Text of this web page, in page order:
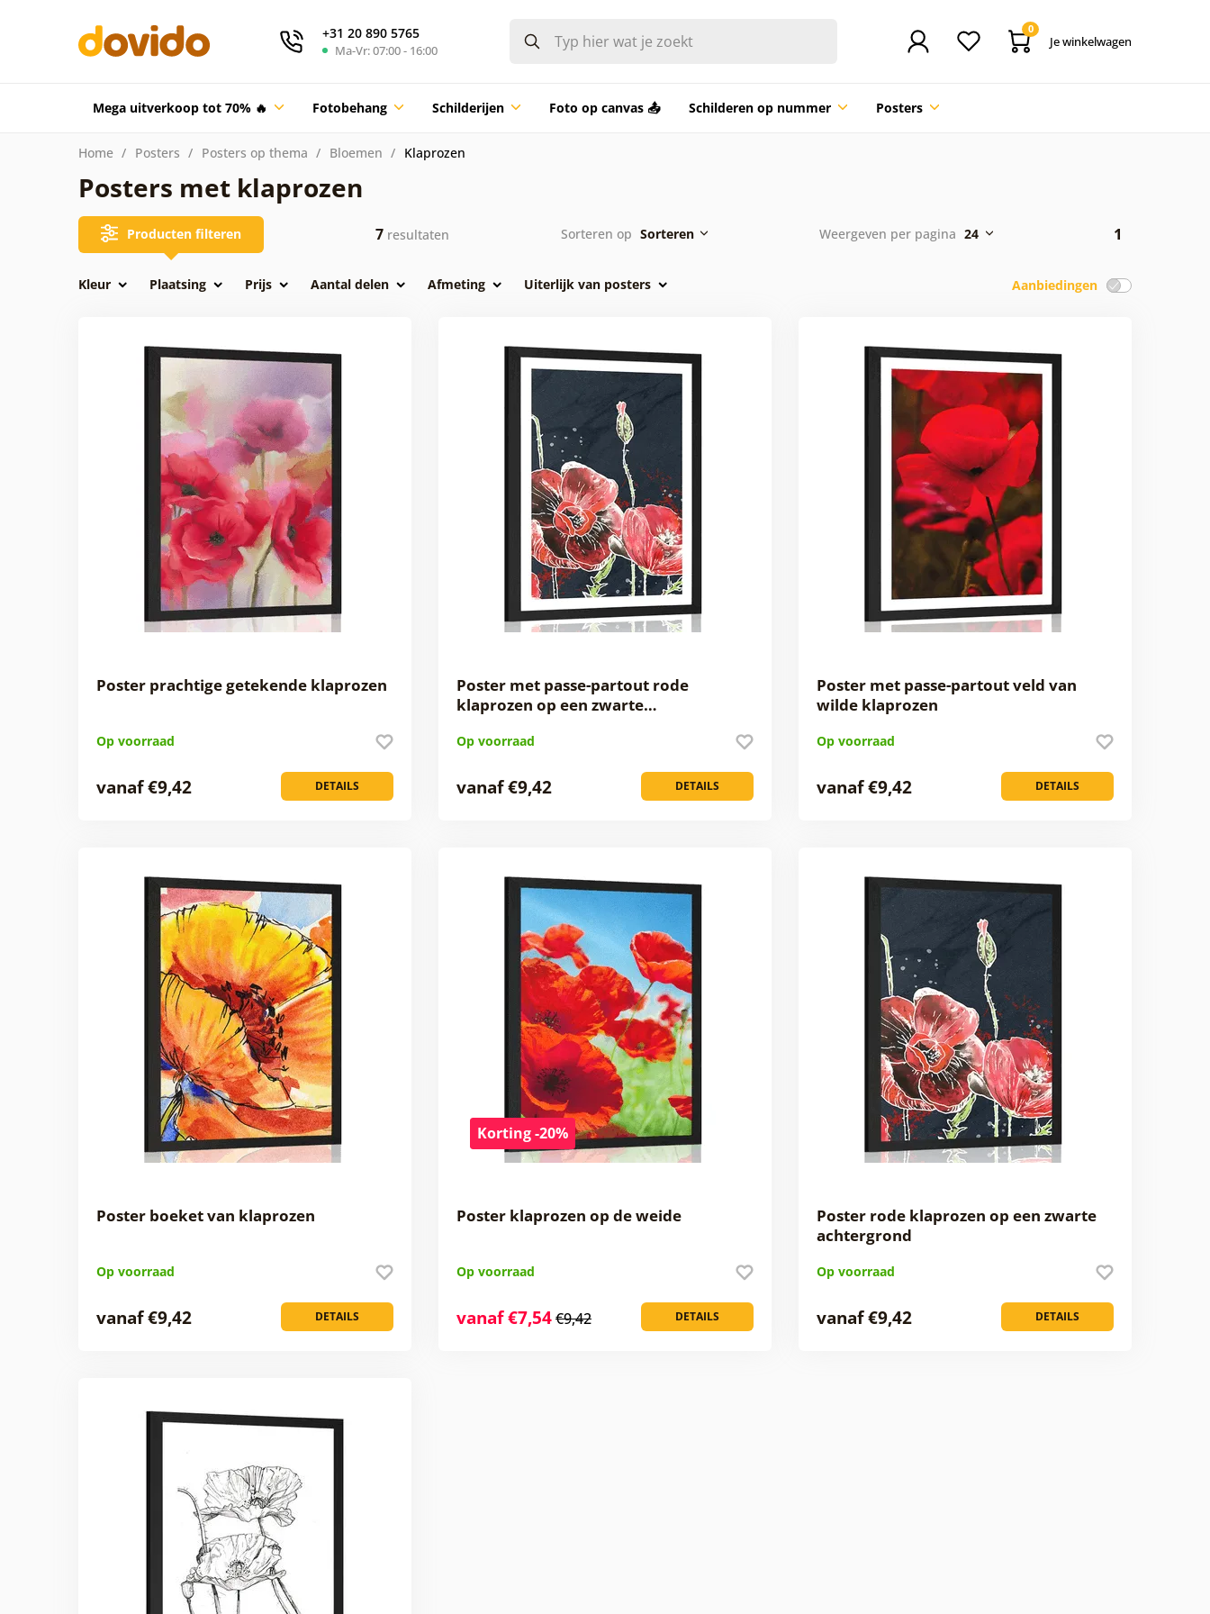
+31 20 890 5765
Ma-Vr: 07:00 - 16:00
0
Je winkelwagen
Mega uitverkoop tot 70% 🔥 Fotobehang Schilderijen Foto op canvas 📤 Schilderen op nummer Posters
Home Posters Posters op thema Bloemen Klaprozen
Posters met klaprozen
Producten filteren 7resultaten Sorteren op Sorteren Weergeven per pagina 24 1
Aanbiedingen
Kleur Plaatsing Prijs Aantal delen Afmeting Uiterlijk van posters
Poster prachtige getekende klaprozen
Op voorraad
DETAILS
vanaf €9,42
Poster met passe-partout rode
klaprozen op een zwarte…
Op voorraad
DETAILS
vanaf €9,42
Poster met passe-partout veld van
wilde klaprozen
Op voorraad
DETAILS
vanaf €9,42
Poster boeket van klaprozen
Op voorraad
DETAILS
vanaf €9,42
Korting -20%
Poster klaprozen op de weide
Op voorraad
DETAILS
vanaf €7,54€9,42
Poster rode klaprozen op een zwarte
achtergrond
Op voorraad
DETAILS
vanaf €9,42